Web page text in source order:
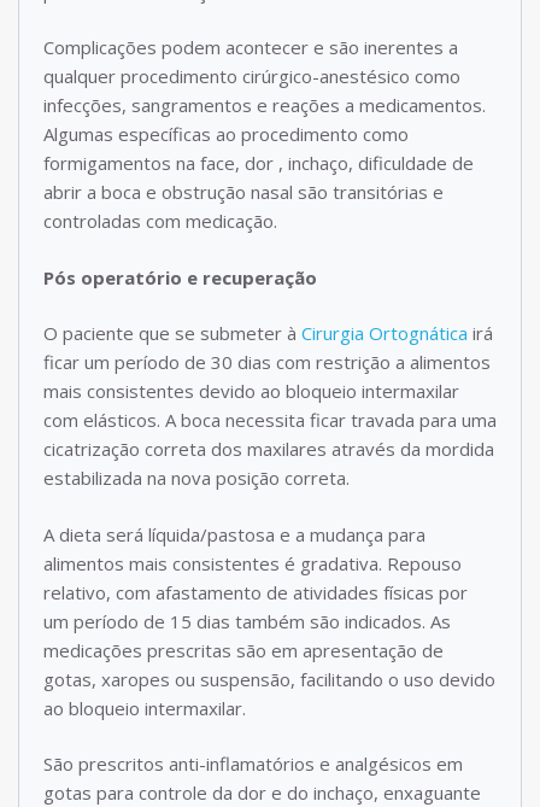
Complicações podem acontecer e são inerentes a
qualquer procedimento cirúrgico-anestésico como
infecções, sangramentos e reações a medicamentos.
Algumas específicas ao procedimento como
formigamentos na face, dor , inchaço, dificuldade de
abrir a boca e obstrução nasal são transitórias e
controladas com medicação.
Pós operatório e recuperação
O paciente que se submeter à Cirurgia Ortognática irá
ficar um período de 30 dias com restrição a alimentos
mais consistentes devido ao bloqueio intermaxilar
com elásticos. A boca necessita ficar travada para uma
cicatrização correta dos maxilares através da mordida
estabilizada na nova posição correta.
A dieta será líquida/pastosa e a mudança para
alimentos mais consistentes é gradativa. Repouso
relativo, com afastamento de atividades físicas por
um período de 15 dias também são indicados. As
medicações prescritas são em apresentação de
gotas, xaropes ou suspensão, facilitando o uso devido
ao bloqueio intermaxilar.
São prescritos anti-inflamatórios e analgésicos em
gotas para controle da dor e do inchaço, enxaguante